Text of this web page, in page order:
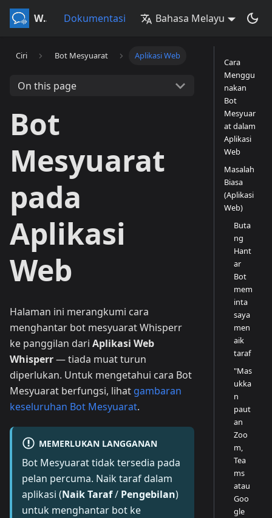
Whisperr Dokumentasi Bahasa Melayu
Ciri Bot Mesyuarat Aplikasi Web
On this page
Bot
Mesyuarat
pada
Aplikasi
Web
Halaman ini merangkumi cara
menghantar bot mesyuarat Whisperr
ke panggilan dari Aplikasi Web
Whisperr— tiada muat turun
diperlukan. Untuk mengetahui cara Bot
Mesyuarat berfungsi, lihat gambaran
keseluruhan Bot Mesyuarat.
MEMERLUKAN LANGGANAN
Bot Mesyuarat tidak tersedia pada
pelan percuma. Naik taraf dalam
aplikasi (Naik Taraf/ Pengebilan)
untuk menghantar bot ke
Cara
Menggu
nakan
Bot
Mesyuar
at dalam
Aplikasi
Web
Masalah
Biasa
(Aplikasi
Web)
Buta
ng
Hant
ar
Bot
mem
inta
saya
men
aik
taraf
"Mas
ukka
n
paut
an
Zoo
m,
Tea
ms
atau
Goo
gle